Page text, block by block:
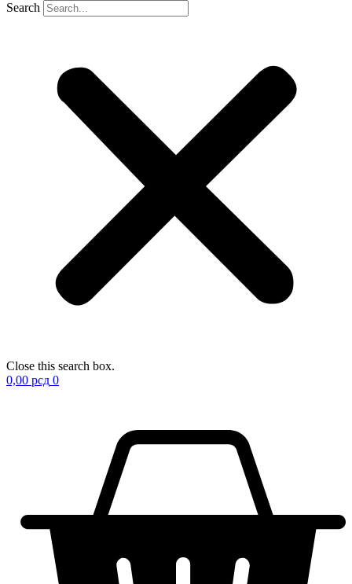
Search
Close this search box.
0,00 рсд 0